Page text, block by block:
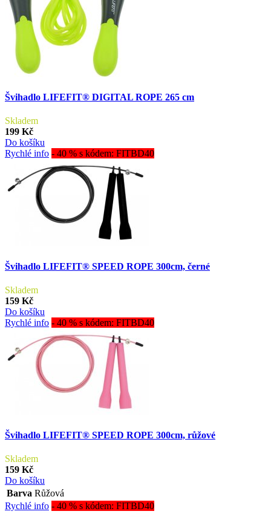
Švihadlo LIFEFIT® DIGITAL ROPE 265 cm
Skladem
199 Kč
Do košíku
Rychlé info - 40 % s kódem: FITBD40
Švihadlo LIFEFIT® SPEED ROPE 300cm, černé
Skladem
159 Kč
Do košíku
Rychlé info - 40 % s kódem: FITBD40
Švihadlo LIFEFIT® SPEED ROPE 300cm, růžové
Skladem
159 Kč
Do košíku
Barva Růžová
Rychlé info - 40 % s kódem: FITBD40